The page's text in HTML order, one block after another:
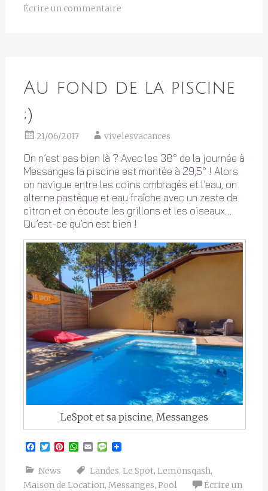
Écrire un commentaire
Au fond de la piscine
;)
21/06/2017 vivelesvacances
On n’est pas bien là ? Avec les 38° de la journée à
Messanges la piscine est montée à 29,5° ! Alors
on navigue entre les coins ombragés et l’eau, on
alterne pastèque et eau fraîche avec un zeste de
citron et on écoute les grillons et les oiseaux…
Qu’est-ce qu’on est bien !
LeSpot et sa piscine, Messanges
Facebook
TwitterPinterest
WhatsApp
Email
Message
News Landes, Le Spot, Lemonsqash,
Maison de Location, Messanges, Pool Écrire un